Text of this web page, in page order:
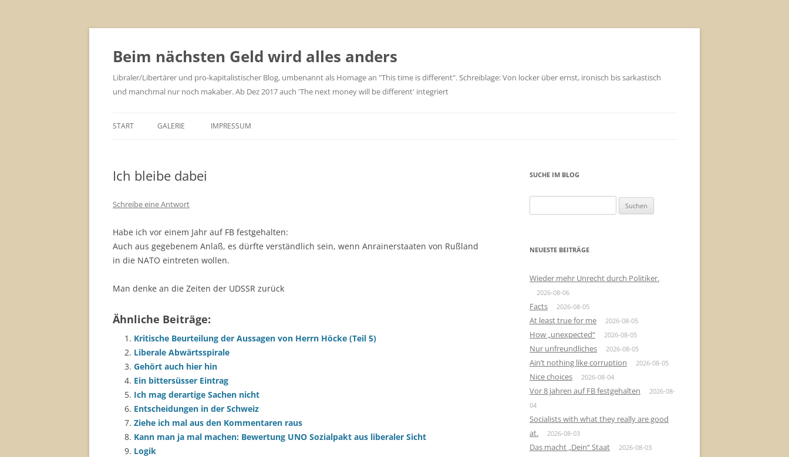
Zum
springen
Beim nächsten Geld wird alles anders
Libraler/Libertärer und pro-kapitalistischer Blog, umbenannt als Homage an "This time is different". Schreiblage: Von locker über ernst, ironisch bis sarkastisch
und manchmal nur noch makaber. Ab Dez 2017 auch 'The next money will be different' integriert
START GALERIE IMPRESSUM
Ich bleibe dabei
Schreibe eine Antwort
Habe ich vor einem Jahr auf FB festgehalten:
Auch aus gegebenem Anlaß, es dürfte verständlich sein, wenn Anrainerstaaten von Rußland
in die NATO eintreten wollen.
Man denke an die Zeiten der UDSSR zurück
Ähnliche Beiträge:
Kritische Beurteilung der Aussagen von Herrn Höcke (Teil 5)
Liberale Abwärtsspirale
Gehört auch hier hin
Ein bittersüsser Eintrag
Ich mag derartige Sachen nicht
Entscheidungen in der Schweiz
Ziehe ich mal aus den Kommentaren raus
Kann man ja mal machen: Bewertung UNO Sozialpakt aus liberaler Sicht
Logik
SUCHE IM BLOG
nach:
NEUESTE BEITRÄGE
Wieder mehr Unrecht durch Politiker.
2026-08-06
Facts 2026-08-05
At least true for me 2026-08-05
How „unexpected“ 2026-08-05
Nur unfreundliches 2026-08-05
Ain’t nothing like corruption 2026-08-05
Nice choices 2026-08-04
Vor 8 jahren auf FB festgehalten
2026-08-
04
Socialists with what they really are good
at.
2026-08-03
Das macht „Dein“ Staat 2026-08-03